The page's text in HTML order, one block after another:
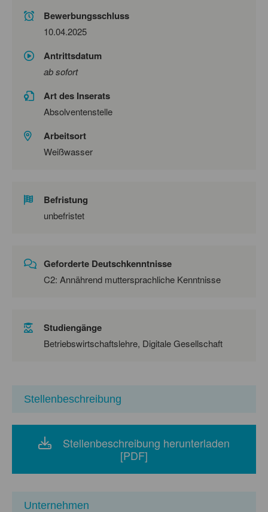
Bewerbungsschluss
10.04.2025
Antrittsdatum
ab sofort
Art des Inserats
Absolventenstelle
Arbeitsort
Weißwasser
Befristung
unbefristet
Geforderte Deutschkenntnisse
C2: Annährend muttersprachliche Kenntnisse
Studiengänge
Betriebswirtschaftslehre, Digitale Gesellschaft
Stellenbeschreibung
Stellenbeschreibung herunterladen
[PDF]
Unternehmen